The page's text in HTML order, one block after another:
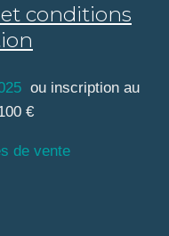
conditions
ou inscription au
€
de vente